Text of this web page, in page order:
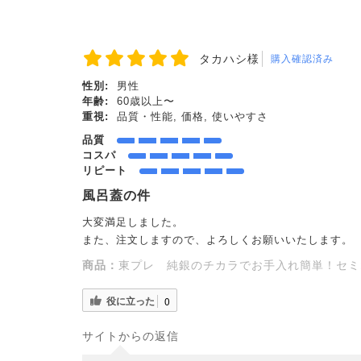
タカハシ様 購入確認済み
性別:
男性
年齢:
60歳以上〜
重視:
品質・性能, 価格, 使いやすさ
品質
コスパ
リピート
風呂蓋の件
大変満足しました。
また、注文しますので、よろしくお願いいたします。
商品： 東プレ 純銀のチカラでお手入れ簡単！セ
役に立った 0
サイトからの返信